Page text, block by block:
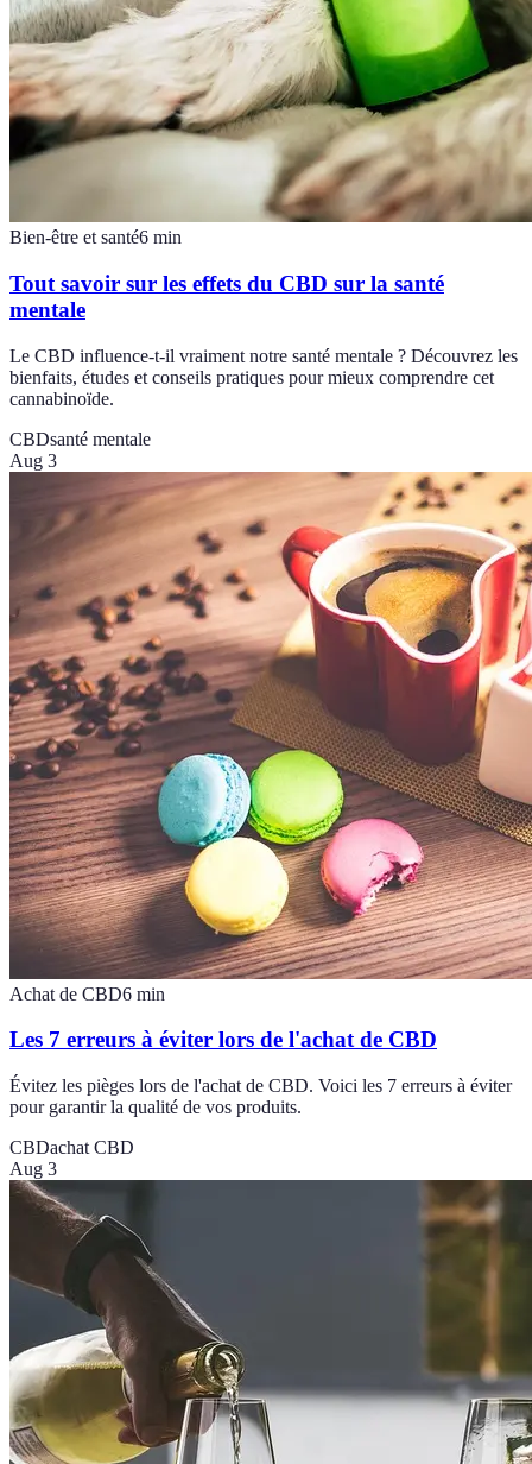
Bien-être et santé6 min
Tout savoir sur les effets du CBD sur la santé
mentale
Le CBD influence-t-il vraiment notre santé mentale ? Découvrez les
bienfaits, études et conseils pratiques pour mieux comprendre cet
cannabinoïde.
CBDsanté mentale
Aug 3
Achat de CBD6 min
Les 7 erreurs à éviter lors de l'achat de CBD
Évitez les pièges lors de l'achat de CBD. Voici les 7 erreurs à éviter
pour garantir la qualité de vos produits.
CBDachat CBD
Aug 3